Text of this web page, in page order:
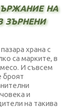
на
храна с
са марките, в
И съвсем
броят
и
на такива